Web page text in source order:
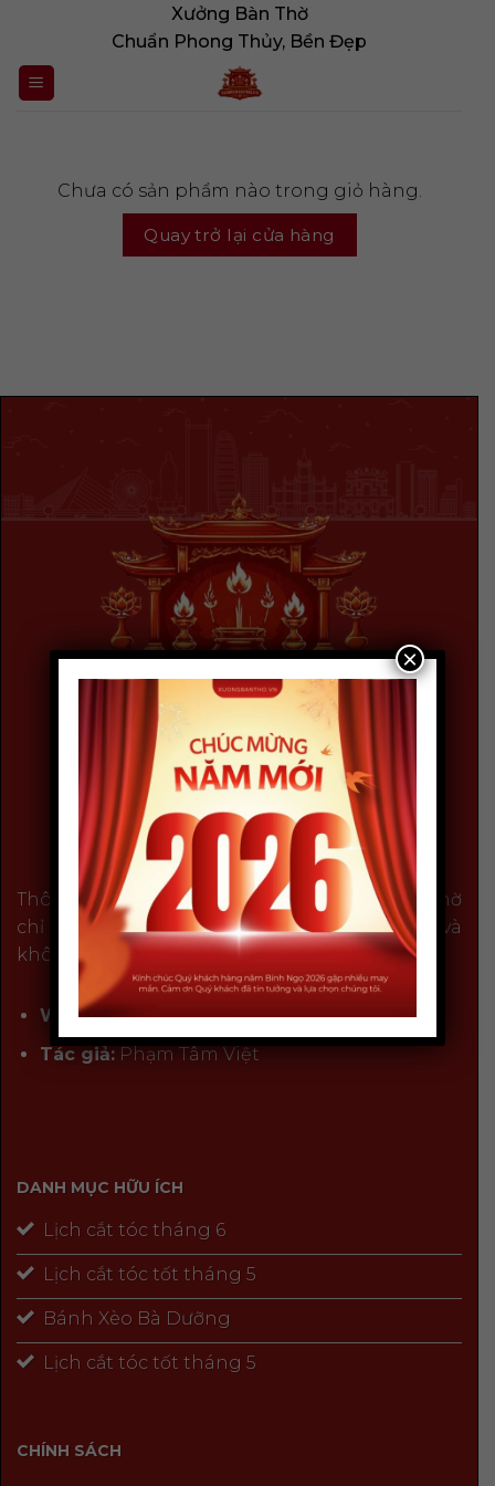
nội
dung
Xưởng Bàn Thờ
Chuẩn Phong Thủy, Bền Đẹp
Chưa có sản phẩm nào trong giỏ hàng.
Quay trở lại cửa hàng
Thông tin được cung cấp trên Xưởng Bàn Thờ
chỉ nhằm mục đích cung cấp thông tin và
không cấu thành tư vấn chuyên môn.
Website:xuongbantho.vn
Tác giả:Phạm Tâm Việt
DANH MỤC HỮU ÍCH
Lịch cắt tóc tháng 6
Lịch cắt tóc tốt tháng 5
Bánh Xèo Bà Dưỡng
Lịch cắt tóc tốt tháng 5
CHÍNH SÁCH
×